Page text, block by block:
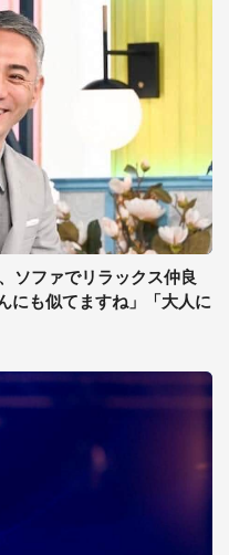
ソファでリラックス仲良
にも似てますね」「大人に